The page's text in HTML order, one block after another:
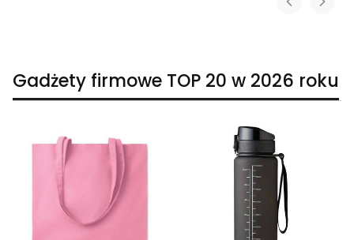
Gadżety firmowe TOP 20 w 2026 roku